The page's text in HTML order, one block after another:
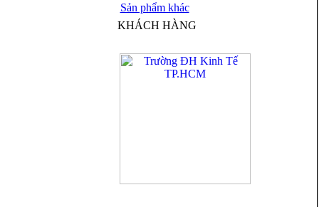
Sản phẩm khác
KHÁCH HÀNG